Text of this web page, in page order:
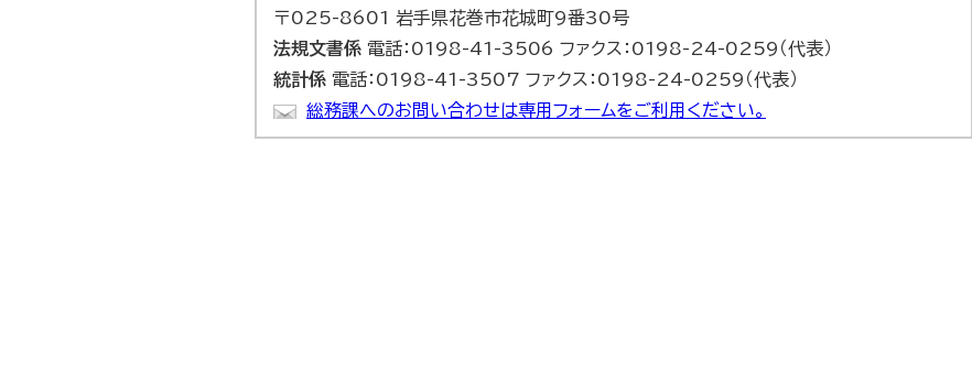
〒025-8601 岩手県花巻市花城町9番30号
法規文書係 電話：0198-41-3506 ファクス：0198-24-0259（代表）
統計係 電話：0198-41-3507 ファクス：0198-24-0259（代表）
総務課へのお問い合わせは専用フォームをご利用ください。